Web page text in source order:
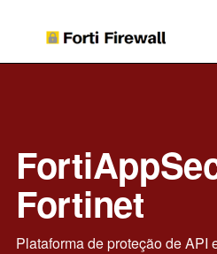
Forti
Firewall
Fortinet
Plataforma de proteção de API